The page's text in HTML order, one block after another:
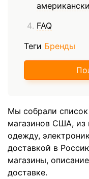
FAQ
Теги Бренды
Мы собрали
магазинов США, из
одежду,
доставкой в
магазины,
доставке.